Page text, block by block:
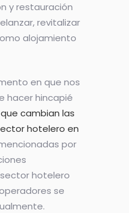
y restauración
revitalizar
alojamiento
en que nos
hacer hincapié
cambian las
hotelero en
por
hotelero
se